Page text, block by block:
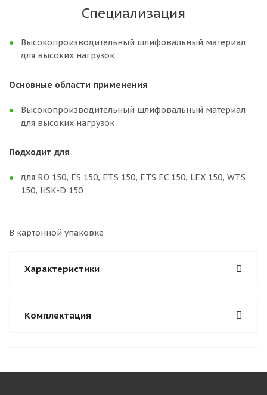
Специализация
Высокопроизводительный шлифовальный материал
для высоких нагрузок
Основные области применения
Высокопроизводительный шлифовальный материал
для высоких нагрузок
Подходит для
для RO 150, ES 150, ETS 150, ETS EC 150, LEX 150, WTS
150, HSK-D 150
В картонной упаковке
Характеристики
Комплектация